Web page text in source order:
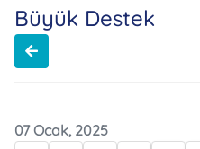
Büyük Destek
07 Ocak, 2025